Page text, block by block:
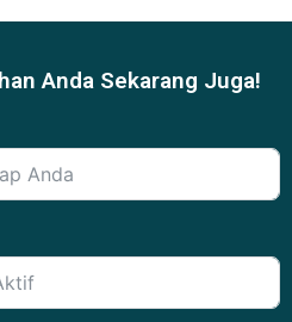
Anda Sekarang Juga!